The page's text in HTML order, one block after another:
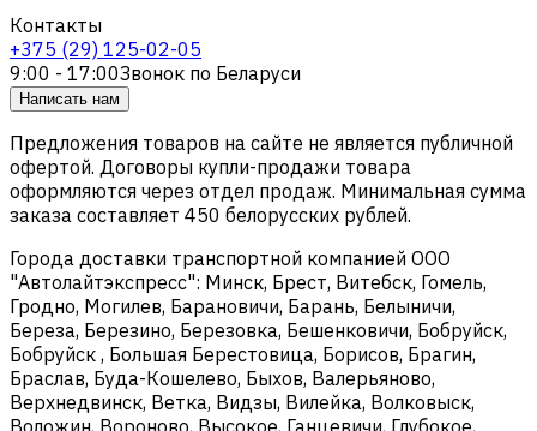
Контакты
+375 (29) 125-02-05
9:00 - 17:00Звонок по Беларуси
Написать нам
Предложения товаров на сайте не является публичной
офертой. Договоры купли-продажи товара
оформляются через отдел продаж. Минимальная сумма
заказа составляет 450 белорусских рублей.
Города доставки транспортной компанией ООО
"Автолайтэкспресс": Минск, Брест, Витебск, Гомель,
Гродно, Могилев, Барановичи, Барань, Белыничи,
Береза, Березино, Березовка, Бешенковичи, Бобруйск,
Бобруйск , Большая Берестовица, Борисов, Брагин,
Браслав, Буда-Кошелево, Быхов, Валерьяново,
Верхнедвинск, Ветка, Видзы, Вилейка, Волковыск,
Воложин, Вороново, Высокое, Ганцевичи, Глубокое,